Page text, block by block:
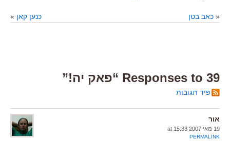
« כאב בטן כנען קאן »
39 Responses to “פאק יה!”
פיד תגובות
אור
19 מאי 2007 at 15:33
PERMALINK